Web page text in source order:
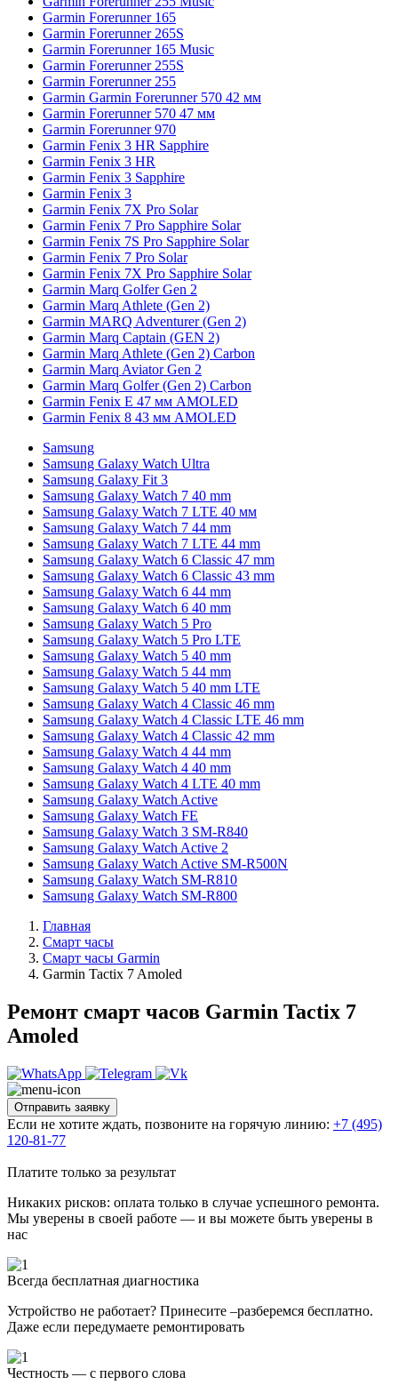
Garmin Forerunner 165
Garmin Forerunner 265S
Garmin Forerunner 165 Music
Garmin Forerunner 255S
Garmin Forerunner 255
Garmin Garmin Forerunner 570 42 мм
Garmin Forerunner 570 47 мм
Garmin Forerunner 970
Garmin Fenix 3 HR Sapphire
Garmin Fenix 3 HR
Garmin Fenix 3 Sapphire
Garmin Fenix 3
Garmin Fenix 7X Pro Solar
Garmin Fenix 7 Pro Sapphire Solar
Garmin Fenix 7S Pro Sapphire Solar
Garmin Fenix 7 Pro Solar
Garmin Fenix 7X Pro Sapphire Solar
Garmin Marq Golfer Gen 2
Garmin Marq Athlete (Gen 2)
Garmin MARQ Adventurer (Gen 2)
Garmin Marq Captain (GEN 2)
Garmin Marq Athlete (Gen 2) Carbon
Garmin Marq Aviator Gen 2
Garmin Marq Golfer (Gen 2) Carbon
Garmin Fenix E 47 мм AMOLED
Garmin Fenix 8 43 мм AMOLED
Samsung
Samsung Galaxy Watch Ultra
Samsung Galaxy Fit 3
Samsung Galaxy Watch 7 40 mm
Samsung Galaxy Watch 7 LTE 40 мм
Samsung Galaxy Watch 7 44 mm
Samsung Galaxy Watch 7 LTE 44 mm
Samsung Galaxy Watch 6 Classic 47 mm
Samsung Galaxy Watch 6 Classic 43 mm
Samsung Galaxy Watch 6 44 mm
Samsung Galaxy Watch 6 40 mm
Samsung Galaxy Watch 5 Pro
Samsung Galaxy Watch 5 Pro LTE
Samsung Galaxy Watch 5 40 mm
Samsung Galaxy Watch 5 44 mm
Samsung Galaxy Watch 5 40 mm LTE
Samsung Galaxy Watch 4 Classic 46 mm
Samsung Galaxy Watch 4 Classic LTE 46 mm
Samsung Galaxy Watch 4 Classic 42 mm
Samsung Galaxy Watch 4 44 mm
Samsung Galaxy Watch 4 40 mm
Samsung Galaxy Watch 4 LTE 40 mm
Samsung Galaxy Watch Active
Samsung Galaxy Watch FE
Samsung Galaxy Watch 3 SM-R840
Samsung Galaxy Watch Active 2
Samsung Galaxy Watch Active SM-R500N
Samsung Galaxy Watch SM-R810
Samsung Galaxy Watch SM-R800
Главная
Смарт часы
Смарт часы Garmin
Garmin Tactix 7 Amoled
Ремонт смарт часов Garmin Tactix 7
Amoled
Отправить заявку
Если не хотите ждать, позвоните на горячую линию: +7 (495)
120-81-77
Платите только за результат
Никаких рисков: оплата только в случае успешного ремонта.
Мы уверены в своей работе — и вы можете быть уверены в
нас
Всегда бесплатная диагностика
Устройство не работает? Принесите –разберемся бесплатно.
Даже если передумаете ремонтировать
Честность — с первого слова